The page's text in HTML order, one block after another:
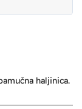
haljinica.